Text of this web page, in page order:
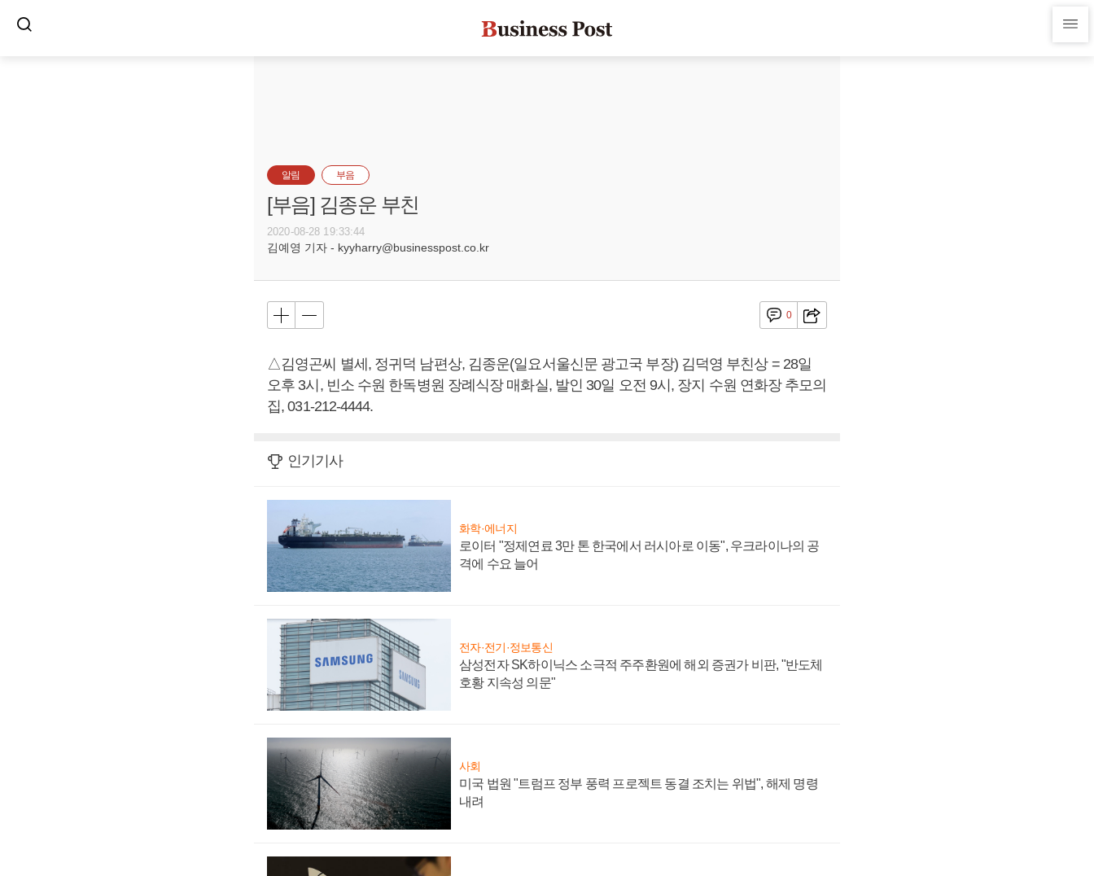
알림 부음
[부음] 김종운 부친
2020-08-28 19:33:44
김예영 기자 - kyyharry@businesspost.co.kr
0
△김영곤씨 별세, 정귀덕 남편상, 김종운(일요서울신문 광고국 부장) 김덕영 부친상 = 28일
오후 3시, 빈소 수원 한독병원 장례식장 매화실, 발인 30일 오전 9시, 장지 수원 연화장 추모의
집, 031-212-4444.
인기기사
화학·에너지
로이터 "정제연료 3만 톤 한국에서 러시아로 이동", 우크라이나의 공
격에 수요 늘어
전자·전기·정보통신
삼성전자 SK하이닉스 소극적 주주환원에 해외 증권가 비판, "반도체
호황 지속성 의문"
사회
미국 법원 "트럼프 정부 풍력 프로젝트 동결 조치는 위법", 해제 명령
내려